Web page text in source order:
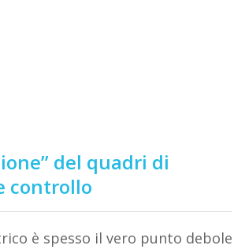
del quadri di
controllo
è spesso il vero punto debole